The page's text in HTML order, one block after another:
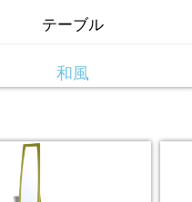
テーブル
和風